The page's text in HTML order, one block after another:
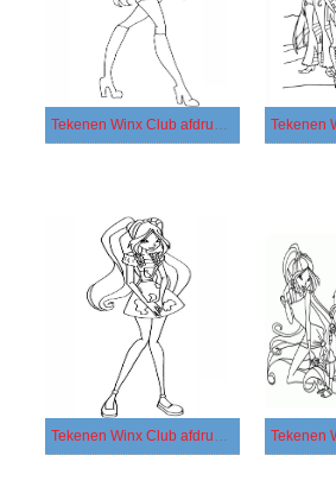
Tekenen Winx Club afdrukbaar basis
Tekenen Winx Club afdrukbaar simpel